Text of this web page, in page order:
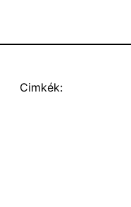
Cimkék: